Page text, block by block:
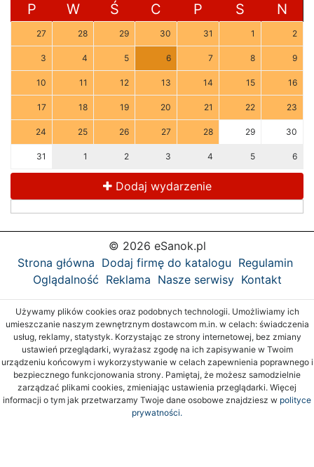
P W Ś C P S N
27 28 29 30 31 1 2
3 4 5 6 7 8 9
10 11 12 13 14 15 16
17 18 19 20 21 22 23
24 25 26 27 28 29 30
31 1 2 3 4 5 6
Dodaj wydarzenie
© 2026 eSanok.pl
Strona główna Dodaj firmę do katalogu Regulamin
Oglądalność Reklama Nasze serwisy Kontakt
Używamy plików cookies oraz podobnych technologii. Umożliwiamy ich
umieszczanie naszym zewnętrznym dostawcom m.in. w celach: świadczenia
usług, reklamy, statystyk. Korzystając ze strony internetowej, bez zmiany
ustawień przeglądarki, wyrażasz zgodę na ich zapisywanie w Twoim
urządzeniu końcowym i wykorzystywanie w celach zapewnienia poprawnego i
bezpiecznego funkcjonowania strony. Pamiętaj, że możesz samodzielnie
zarządzać plikami cookies, zmieniając ustawienia przeglądarki. Więcej
informacji o tym jak przetwarzamy Twoje dane osobowe znajdziesz w polityce
prywatności.